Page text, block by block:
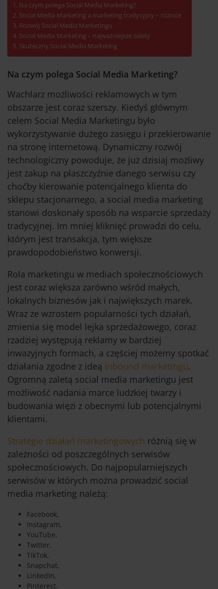
Na czym polega Social Media Marketing?
Social Media Marketing a marketing tradycyjny – różnice
Rozwój Social Media Marketingu
Social Media Marketing – najważniejsze zalety
Skuteczny Social Media Marketing
Na czym polega Social Media Marketing?
Wachlarz możliwości reklamowych w tym
obszarze jest coraz szerszy. Kiedyś głównym
celem Social Media Marketingu było
wykorzystywanie dużego zasięgu i przekierowanie
na stronę internetową. Dynamiczny rozwój
technologiczny powoduje, że już dzisiaj możliwy
jest zakup na płaszczyźnie danego serwisu czy
choćby kierowanie potencjalnego klienta do
sklepu stacjonarnego, a social media marketing
stanowi doskonały sposób na wsparcie sprzedaży
tradycyjnej. Im mniej kliknięć prowadzi do celu,
którym jest transakcja, tym większe
prawdopodobieństwo konwersji.
Rola marketingu w mediach społecznościowych
jest coraz większa zarówno wśród małych,
lokalnych biznesów jak i największych marek.
Wraz ze wzrostem popularności tych działań,
zmienia się model lejka sprzedażowego, coraz
rzadziej występują reklamy w bardziej
inwazyjnych formach, a częściej możemy spotkać
działania zgodne z ideą inbound marketingu.
Ogromną zaletą social media marketingu jest
możliwość nadania marce ludzkiej twarzy i
budowania więzi z obecnymi lub potencjalnymi
klientami.
Strategie działań marketingowych różnią się w
zależności od poszczególnych serwisów
społecznościowych. Do najpopularniejszych
serwisów w których można prowadzić social
media marketing należą:
Facebook,
Instagram,
YouTube,
Twitter,
TikTok,
Snapchat,
LinkedIn,
Pinterest.